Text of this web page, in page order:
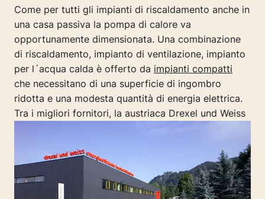
Come per tutti gli impianti di riscaldamento anche in
una casa passiva la pompa di calore va
opportunamente dimensionata. Una combinazione
di riscaldamento, impianto di ventilazione, impianto
per l´acqua calda è offerto da impianti compatti
che necessitano di una superficie di ingombro
ridotta e una modesta quantità di energia elettrica.
Tra i migliori fornitori, la austriaca Drexel und Weiss